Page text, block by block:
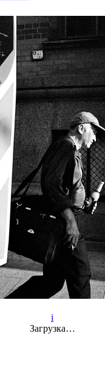
i
Загрузка…